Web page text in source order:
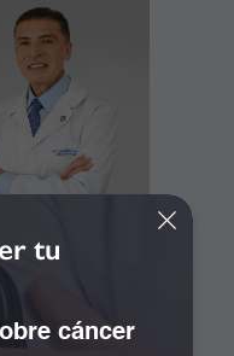
Ramos
tu
cáncer